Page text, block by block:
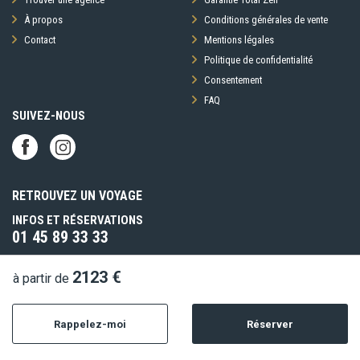
à partir de 2123 €
Rappelez-moi Réserver
href="https://www.service-
public.fr/particuliers/vosdroits/F32833" rel="nofollow"
target="_blank">Documents légaux pour la sortie du territoire.
Toutefois il est rappelé qu'aucune région du monde ni aucun pays
ne peuvent être considérés comme étant à l'abri du risque
terroriste.
À propos
Contact
Conditions générales de vente
Mentions légales
Politique de confidentialité
Consentement
FAQ
SUIVEZ-NOUS
RETROUVEZ UN VOYAGE
INFOS ET RÉSERVATIONS
01 45 89 33 33
Du lundi au samedi de 9h à 19h
PAIEMENT SÉCURISÉ